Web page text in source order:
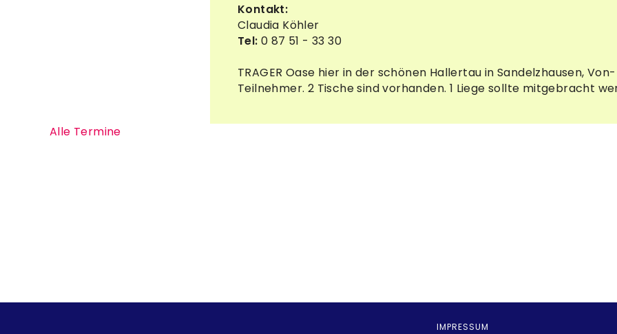
Kontakt:
Claudia Köhler
Tel: 0 87 51 - 33 30
TRAGER Oase hier in der schönen Hallertau in Sandelzhausen,
Teilnehmer. 2 Tische sind vorhanden. 1 Liege sollte mitgebracht
Alle Termine
IMPRESSUM